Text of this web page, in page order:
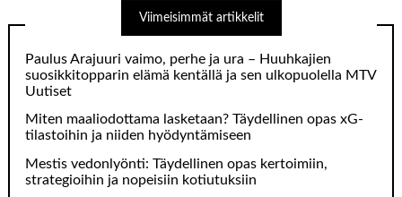
Viimeisimmät artikkelit
Paulus Arajuuri vaimo, perhe ja ura – Huuhkajien
suosikkitopparin elämä kentällä ja sen ulkopuolella MTV
Uutiset
Miten maaliodottama lasketaan? Täydellinen opas xG-
tilastoihin ja niiden hyödyntämiseen
Mestis vedonlyönti: Täydellinen opas kertoimiin,
strategioihin ja nopeisiin kotiutuksiin